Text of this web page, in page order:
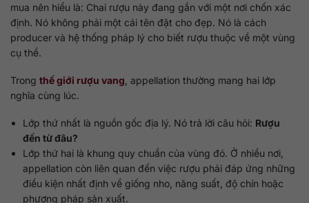
mua nên hiểu là: Chai rượu này đang gắn với một nơi chốn xác
định. Nó không phải một cái tên đặt cho đẹp. Nó là cách
producer và hệ thống pháp lý cho biết rượu thuộc về một vùng
cụ thể.
Trong thế giới rượu vang , appellation thường mang hai lớp
nghĩa cùng lúc.
Lớp thứ nhất là nguồn gốc địa lý. Nó trả lời câu hỏi: Rượu
đến từ đâu?
Lớp thứ hai là khung quy chuẩn của vùng đó. Ở nhiều nơi,
appellation còn liên quan đến việc rượu phải đáp ứng những
điều kiện nhất định về giống nho, năng suất, độ chín hoặc
phương pháp sản xuất.